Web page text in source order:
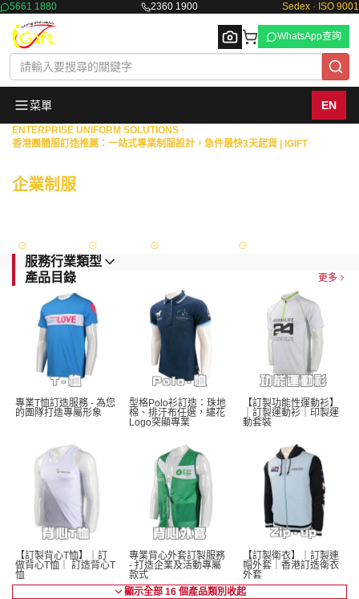
5661 1880 2360 1900 Sedex · ISO 9001
Browse
WhatsApp查詢
菜單 EN
ENTERPRISE UNIFORM SOLUTIONS ·
香港團體服訂造推薦：一站式專業制服設計，急件最快3天起貨 | IGIFT
企業制服
服務行業類型
產品目錄
更多
專業T恤訂造服務 - 為您
的團隊打造專屬形象
型格Polo衫訂造：珠地
棉、排汗布任選，繡花
Logo突顯專業
【訂製功能性運動衫】
｜訂製運動衫｜印製運
動套裝
【訂製背心T恤】｜訂
做背心T恤｜ 訂造背心T
恤
專業背心外套訂製服務
- 打造企業及活動專屬
款式
【訂製衛衣】｜訂製連
帽外套｜香港訂造衛衣
外套
顯示全部 16 個產品類別收起